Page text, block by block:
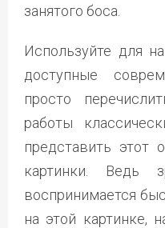
занятого боса.
Используйте для
доступные
просто
работы
представить этот
картинки. Ведь
воспринимается
на этой картинке,